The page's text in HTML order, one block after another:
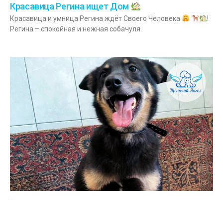
Красавица Регина ищет Дом
Красавица и умница Регина ждёт Своего Человека
!
Регина – спокойная и нежная собачуля.